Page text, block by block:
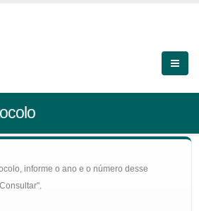
informe o ano e o número desse